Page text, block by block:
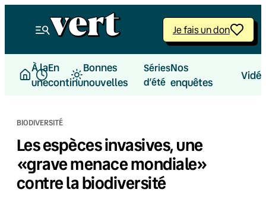
Je fais un don
À la
une
En
continu
Bonnes
nouvelles
Séries
d’été
Nos
enquêtes
BIODIVERSITÉ
Les espèces invasives, une
«grave menace mondiale»
contre la biodiversité